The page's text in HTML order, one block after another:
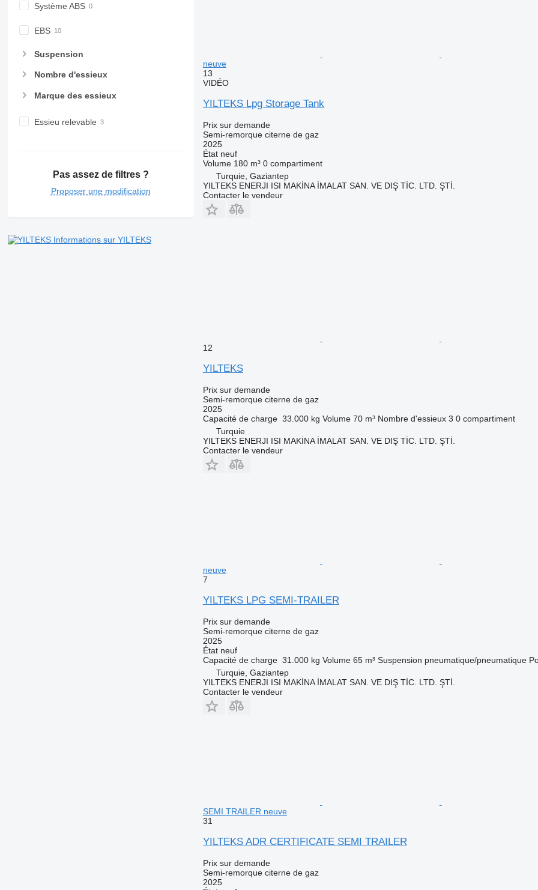
Système ABS
EBS
Suspension
Nombre d'essieux
Marque des essieux
Essieu relevable
Pas assez de filtres ?
Proposer une modification
Informations sur YILTEKS
neuve
13
VIDÉO
YILTEKS Lpg Storage Tank
Prix sur demande
Semi-remorque citerne de gaz
2025
Étatneuf
Volume 180 m³ 0 compartiment
Turquie, Gaziantep
YILTEKS ENERJI ISI MAKİNA İMALAT SAN. VE DIŞ TİC. LTD. ŞTİ.
Contacter le vendeur
12
YILTEKS
Prix sur demande
Semi-remorque citerne de gaz
2025
Capacité de charge 33.000 kg Volume 70 m³ Nombre d'essieux 3 0 compartiment
Turquie
YILTEKS ENERJI ISI MAKİNA İMALAT SAN. VE DIŞ TİC. LTD. ŞTİ.
Contacter le vendeur
neuve
7
YILTEKS LPG SEMI-TRAILER
Prix sur demande
Semi-remorque citerne de gaz
2025
Étatneuf
Capacité de charge 31.000 kg Volume 65 m³ Suspension pneumatique/pneumatique
Turquie, Gaziantep
YILTEKS ENERJI ISI MAKİNA İMALAT SAN. VE DIŞ TİC. LTD. ŞTİ.
Contacter le vendeur
SEMI TRAILER neuve
31
YILTEKS ADR CERTIFICATE SEMI TRAILER
Prix sur demande
Semi-remorque citerne de gaz
2025